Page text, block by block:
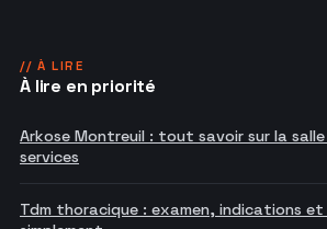
// À LIRE
À lire en priorité
Arkose Montreuil : tout savoir sur la
services
Tdm thoracique : examen, indications